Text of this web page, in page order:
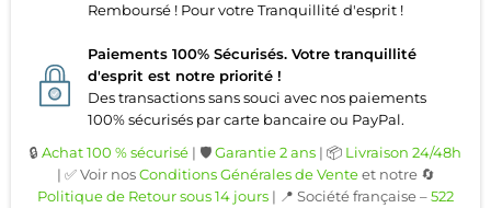
Remboursé ! Pour votre Tranquillité d'esprit !
Paiements 100% Sécurisés. Votre tranquillité
d'esprit est notre priorité !
Des transactions sans souci avec nos paiements
100% sécurisés par carte bancaire ou PayPal.
🔒 Achat 100 % sécurisé | 🛡️Garantie 2 ans | 📦 Livraison 24/48h
| ✅ Voir nosConditions Générales de Venteet notre 🔄
Politique de Retour sous 14 jours | 📍 Société française –522